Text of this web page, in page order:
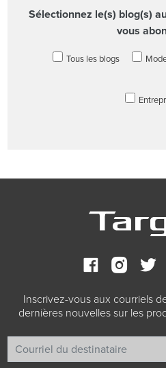
Sélectionnez le(s) blog(s)
vous
Tous les blogs
Inscrivez-vous aux courriels
dernières nouvelles sur les